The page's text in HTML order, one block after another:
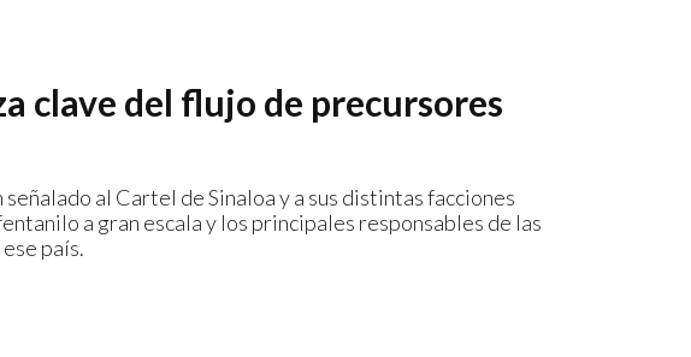
clave del flujo de precursores
al Cartel de Sinaloa y a sus distintas facciones
a gran escala y los principales responsables de las
país.